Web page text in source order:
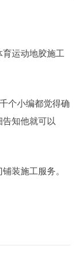
运动地胶施工
个小编都觉得确
知他就可以
装施工服务。